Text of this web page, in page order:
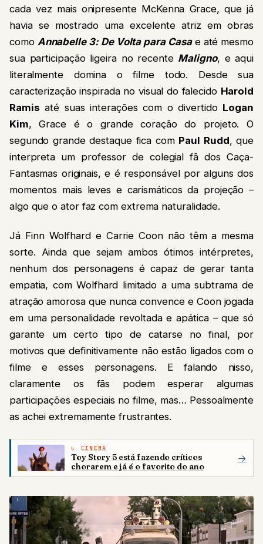
cada vez mais onipresente McKenna Grace, que já
havia se mostrado uma excelente atriz em obras
como Annabelle 3: De Volta para Casae até mesmo
sua participação ligeira no recente Maligno, e aqui
literalmente domina o filme todo. Desde sua
caracterização inspirada no visual do falecido Harold
Ramis até suas interações com o divertido Logan
Kim, Grace é o grande coração do projeto. O
segundo grande destaque fica com Paul Rudd, que
interpreta um professor de colegial fã dos Caça-
Fantasmas originais, e é responsável por alguns dos
momentos mais leves e carismáticos da projeção –
algo que o ator faz com extrema naturalidade.
Já Finn Wolfhard e Carrie Coon não têm a mesma
sorte. Ainda que sejam ambos ótimos intérpretes,
nenhum dos personagens é capaz de gerar tanta
empatia, com Wolfhard limitado a uma subtrama de
atração amorosa que nunca convence e Coon jogada
em uma personalidade revoltada e apática – que só
garante um certo tipo de catarse no final, por
motivos que definitivamente não estão ligados com o
filme e esses personagens. E falando nisso,
claramente os fãs podem esperar algumas
participações especiais no filme, mas… Pessoalmente
as achei extremamente frustrantes.
CINEMA
Toy Story 5 está fazendo críticos
chorarem e já é o favorito do ano
→